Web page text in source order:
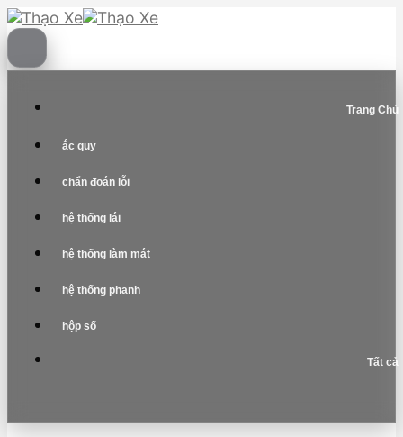
Skip
to
content
Trang Chủ
ắc quy
chẩn đoán lỗi
hệ thống lái
hệ thống làm mát
hệ thống phanh
hộp số
Tất cả